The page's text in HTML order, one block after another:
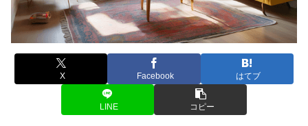
X Facebook はてブ
LINE コピー